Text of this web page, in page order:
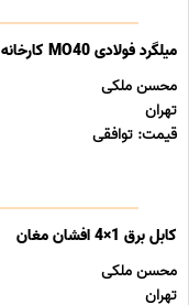
میلگرد فولادی MO40 کارخانه یزد
محسن ملکی
تهران
قیمت: توافقی
کابل برق 1×4 افشان مغان
محسن ملکی
تهران